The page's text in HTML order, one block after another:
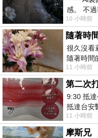
感。 不
昨中
10 小時前
隨著時
很久沒看
隨著時間
接近的不
11 小時前
第二次
9:30 抵
抵達台安
去的 B12
11 小時前
摩斯兄